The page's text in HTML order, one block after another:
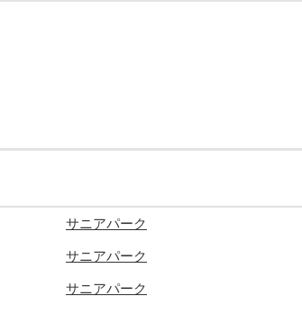
サニアパーク
サニアパーク
サニアパーク